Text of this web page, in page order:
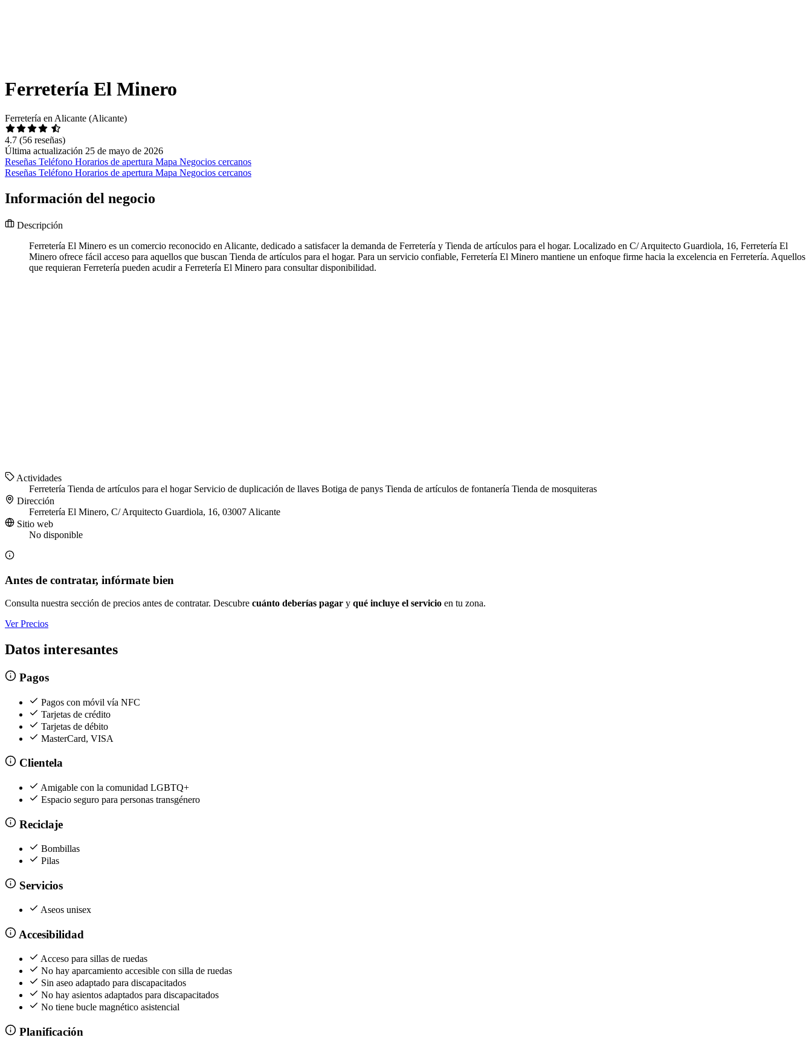
Ferretería El Minero
Ferretería en Alicante (Alicante)
4.7 (56 reseñas)
Última actualización 25 de mayo de 2026
Reseñas Teléfono Horarios de apertura Mapa Negocios cercanos
Reseñas Teléfono Horarios de apertura Mapa Negocios cercanos
Información del negocio
Descripción
Ferretería El Minero es un comercio reconocido en Alicante, dedicado a satisfacer la demanda de Ferretería y Tienda de artículos para el hogar. Localizado en C/ Arquitecto Guardiola, 16, Ferretería El
Minero ofrece fácil acceso para aquellos que buscan Tienda de artículos para el hogar. Para un servicio confiable, Ferretería El Minero mantiene un enfoque firme hacia la excelencia en Ferretería. Aquellos
que requieran Ferretería pueden acudir a Ferretería El Minero para consultar disponibilidad.
Actividades
Ferretería Tienda de artículos para el hogar Servicio de duplicación de llaves Botiga de panys Tienda de artículos de fontanería Tienda de mosquiteras
Dirección
Ferretería El Minero, C/ Arquitecto Guardiola, 16, 03007 Alicante
Sitio web
No disponible
Antes de contratar, infórmate bien
Consulta nuestra sección de precios antes de contratar. Descubre cuánto deberías pagar y qué incluye el servicio en tu zona.
Ver Precios
Datos interesantes
Pagos
Pagos con móvil vía NFC
Tarjetas de crédito
Tarjetas de débito
MasterCard, VISA
Clientela
Amigable con la comunidad LGBTQ+
Espacio seguro para personas transgénero
Reciclaje
Bombillas
Pilas
Servicios
Aseos unisex
Accesibilidad
Acceso para sillas de ruedas
No hay aparcamiento accesible con silla de ruedas
Sin aseo adaptado para discapacitados
No hay asientos adaptados para discapacitados
No tiene bucle magnético asistencial
Planificación